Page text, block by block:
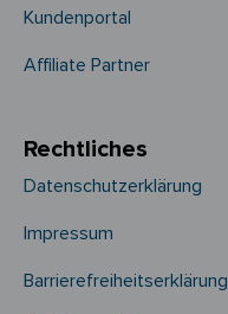
Kundenportal
Affiliate Partner
Rechtliches
Datenschutzerklärung
Impressum
Barrierefreiheitserklärung